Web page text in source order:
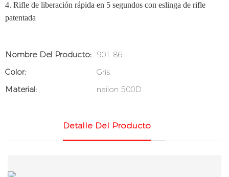
4. Rifle de liberación rápida en 5 segundos con eslinga de rifle
patentada
Nombre Del Producto: 901-86
Color:
Gris
Material:
nailon 500D
Detalle Del Producto